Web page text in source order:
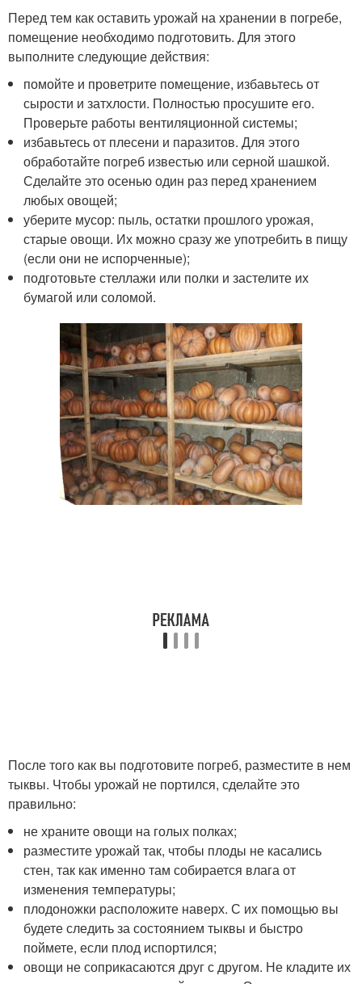
Перед тем как оставить урожай на хранении в погребе,
помещение необходимо подготовить. Для этого
выполните следующие действия:
помойте и проветрите помещение, избавьтесь от
сырости и затхлости. Полностью просушите его.
Проверьте работы вентиляционной системы;
избавьтесь от плесени и паразитов. Для этого
обработайте погреб известью или серной шашкой.
Сделайте это осенью один раз перед хранением
любых овощей;
уберите мусор: пыль, остатки прошлого урожая,
старые овощи. Их можно сразу же употребить в пищу
(если они не испорченные);
подготовьте стеллажи или полки и застелите их
бумагой или соломой.
После того как вы подготовите погреб, разместите в нем
тыквы. Чтобы урожай не портился, сделайте это
правильно:
не храните овощи на голых полках;
разместите урожай так, чтобы плоды не касались
стен, так как именно там собирается влага от
изменения температуры;
плодоножки расположите наверх. С их помощью вы
будете следить за состоянием тыквы и быстро
поймете, если плод испортился;
овощи не соприкасаются друг с другом. Не кладите их